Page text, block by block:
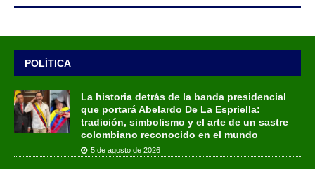
POLÍTICA
La historia detrás de la banda presidencial
que portará Abelardo De La Espriella:
tradición, simbolismo y el arte de un sastre
colombiano reconocido en el mundo
5 de agosto de 2026